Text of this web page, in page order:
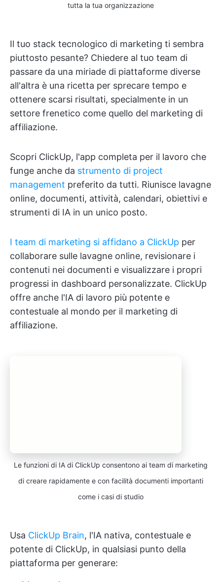
tutta la tua organizzazione
Il tuo stack tecnologico di marketing ti sembra
piuttosto pesante? Chiedere al tuo team di
passare da una miriade di piattaforme diverse
all'altra è una ricetta per sprecare tempo e
ottenere scarsi risultati, specialmente in un
settore frenetico come quello del marketing di
affiliazione.
Scopri ClickUp, l'app completa per il lavoro che
funge anche da strumento di project
management preferito da tutti. Riunisce lavagne
online, documenti, attività, calendari, obiettivi e
strumenti di IA in un unico posto.
I team di marketing si affidano a ClickUp per
collaborare sulle lavagne online, revisionare i
contenuti nei documenti e visualizzare i propri
progressi in dashboard personalizzate. ClickUp
offre anche l'IA di lavoro più potente e
contestuale al mondo per il marketing di
affiliazione.
Le funzioni di IA di ClickUp consentono ai team di marketing
di creare rapidamente e con facilità documenti importanti
come i casi di studio
Usa ClickUp Brain, l'IA nativa, contestuale e
potente di ClickUp, in qualsiasi punto della
piattaforma per generare: